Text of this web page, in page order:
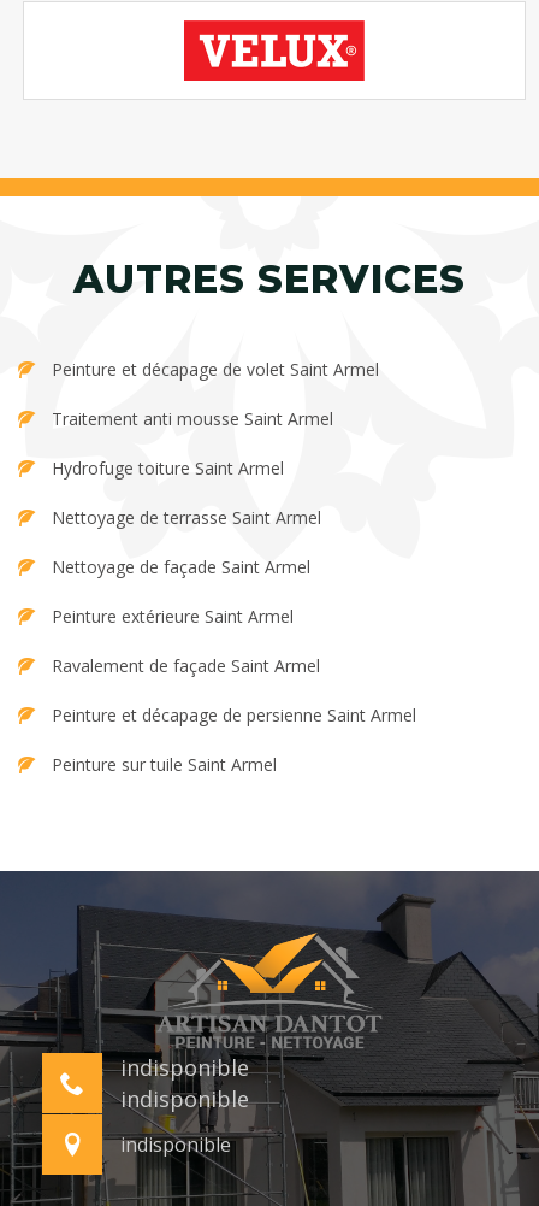
AUTRES SERVICES
Peinture et décapage de volet Saint Armel
Traitement anti mousse Saint Armel
Hydrofuge toiture Saint Armel
Nettoyage de terrasse Saint Armel
Nettoyage de façade Saint Armel
Peinture extérieure Saint Armel
Ravalement de façade Saint Armel
Peinture et décapage de persienne Saint Armel
Peinture sur tuile Saint Armel
indisponible
indisponible
indisponible